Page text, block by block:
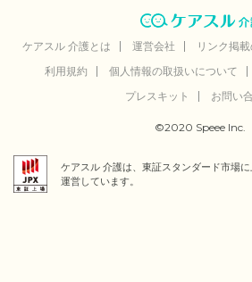
ケアスル 介護とは 運営会社 リンク掲
利用規約
個人情報の取扱いについて
プレスキット
お問い
©2020 Speee Inc.
ケアスル 介護は、東証スタンダード市場
運営しています。